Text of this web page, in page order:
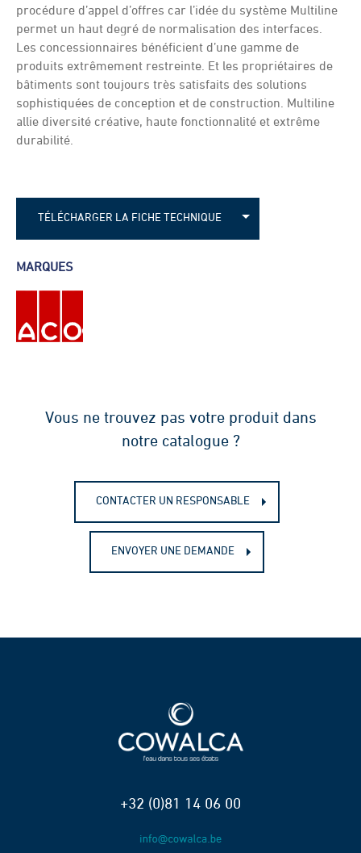
procédure d’appel d’offres car l’idée du système Multiline
permet un haut degré de normalisation des interfaces.
Les concessionnaires bénéficient d’une gamme de
produits extrêmement restreinte. Et les propriétaires de
bâtiments sont toujours très satisfaits des solutions
sophistiquées de conception et de construction. Multiline
allie diversité créative, haute fonctionnalité et extrême
durabilité.
TÉLÉCHARGER LA FICHE TECHNIQUE
Fiche technique - Caniveaux Multiline V300
MARQUES
Vous ne trouvez pas votre produit dans
notre catalogue ?
CONTACTER UN RESPONSABLE
ENVOYER UNE DEMANDE
+32 (0)81 14 06 00